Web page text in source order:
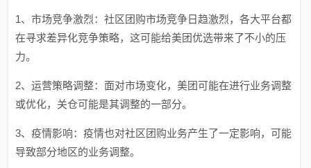
1、市场竞争激烈：社区团购市场竞争日趋激烈，各大平台都
在寻求差异化竞争策略，这可能给美团优选带来了不小的压
力。
2、运营策略调整：面对市场变化，美团可能在进行业务调整
或优化，关仓可能是其调整的一部分。
3、疫情影响：疫情也对社区团购业务产生了一定影响，可能
导致部分地区的业务调整。